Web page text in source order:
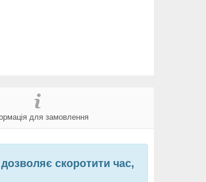
для замовлення
скоротити час,